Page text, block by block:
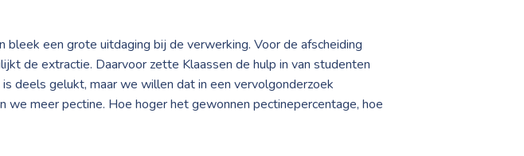
een grote uitdaging bij de verwerking. Voor de afscheiding
de extractie. Daarvoor zette Klaassen de hulp in van studenten
deels gelukt, maar we willen dat in een vervolgonderzoek
meer pectine. Hoe hoger het gewonnen pectinepercentage, hoe